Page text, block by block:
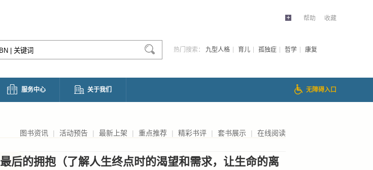
帮助 收藏
热门搜索： 九型人格 育儿 孤独症 哲学 康复
服务中心 关于我们 无障碍入口
图书资讯 | 活动预告 | 最新上架 | 重点推荐 | 精彩书评 | 套书展示 | 在线阅读
最后的拥抱（了解人生终点时的渴望和需求，让生命的离